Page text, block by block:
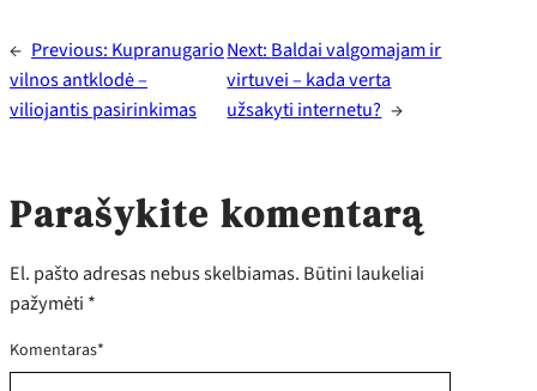
← Previous: Kupranugario
vilnos antklodė –
viliojantis pasirinkimas
Next: Baldai valgomajam ir
virtuvei – kada verta
užsakyti internetu? →
Parašykite komentarą
El. pašto adresas nebus skelbiamas. Būtini laukeliai
pažymėti *
Komentaras*